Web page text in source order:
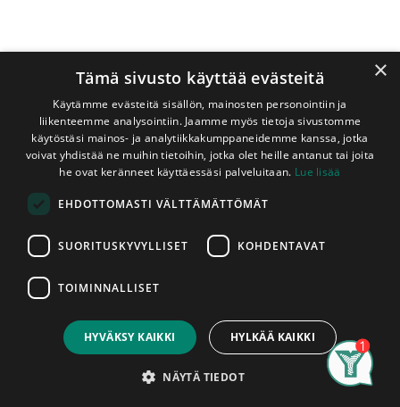
9,90€
Account
Shop
Hobau-ruuvit
Hobauruuvi 4,2x55 mm Harvakierre 250 kpl/ltk
Hobauruuvi 4,2x55 mm
Harvakierre 250 kpl/ltk
Sähkösinkitty
Sis. ALV 25,5 %
Lisää koriin
×
Tämä sivusto käyttää evästeitä
Käytämme evästeitä sisällön, mainosten personointiin ja
liikenteemme analysointiin. Jaamme myös tietoja sivustomme
käytöstäsi mainos- ja analytiikkakumppaneidemme kanssa, jotka
voivat yhdistää ne muihin tietoihin, jotka olet heille antanut tai joita
he ovat keränneet käyttäessäsi palveluitaan. Lue lisää
EHDOTTOMASTI VÄLTTÄMÄTTÖMÄT
SUORITUSKYVYLLISET KOHDENTAVAT
TOIMINNALLISET
HYVÄKSY KAIKKI HYLKÄÄ KAIKKI
NÄYTÄ TIEDOT